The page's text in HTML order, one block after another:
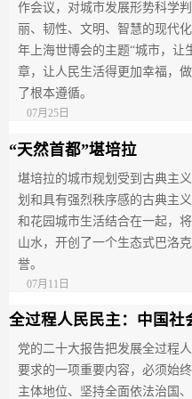
作会议，对城市发展形势科学
丽、韧性、文明、智慧的现代
年上海世博会的主题“城市，让
章，让人民生活得更加幸福，
了根本遵循。
07月25日
“天然首都”堪培拉
堪培拉的城市规划受到古典主
划和具有强烈秩序感的古典主
和花园城市生活结合在一起，
山水，开创了一个生态式巴洛
誉。
07月11日
全过程人民民主：中国社
党的二十大报告把发展全过程
要求的一项重要内容，必须始
主体地位、坚持全面依法治国